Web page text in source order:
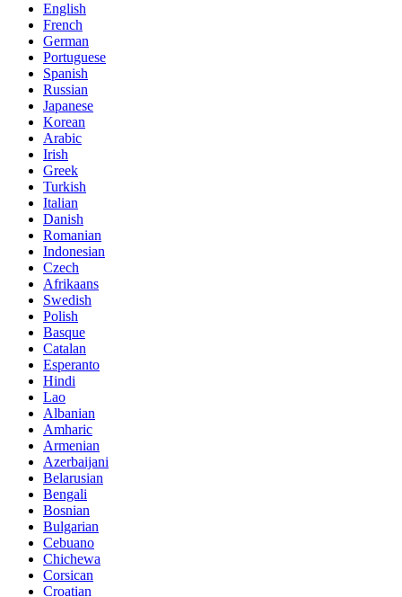
English
French
German
Portuguese
Spanish
Russian
Japanese
Korean
Arabic
Irish
Greek
Turkish
Italian
Danish
Romanian
Indonesian
Czech
Afrikaans
Swedish
Polish
Basque
Catalan
Esperanto
Hindi
Lao
Albanian
Amharic
Armenian
Azerbaijani
Belarusian
Bengali
Bosnian
Bulgarian
Cebuano
Chichewa
Corsican
Croatian